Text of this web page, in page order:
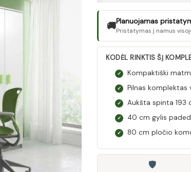
🚚Planuojamas
Pristatymas į namus
KODĖL RINKTIS ŠĮ
✓ Kompaktiški
✓ Pilnas komplektas
✓ Aukšta spinta 193
✓ 40 cm gylis
✓ 80 cm pločio
🛡